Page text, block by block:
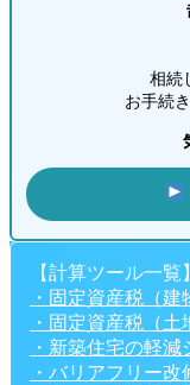
相続
お手続
【計算ツール一覧】
・固定資産税（
・固定資産税（
・新築住宅の軽
・バリアフリー